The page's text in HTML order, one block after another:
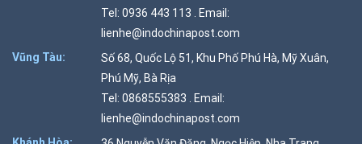
Tel: 0936 443 113 . Email:
lienhe@indochinapost.com
Vũng Tàu:
Số 68, Quốc Lộ 51, Khu Phố Phú Hà, Mỹ Xuân,
Phú Mỹ, Bà Rịa
Tel: 0868555383 . Email:
lienhe@indochinapost.com